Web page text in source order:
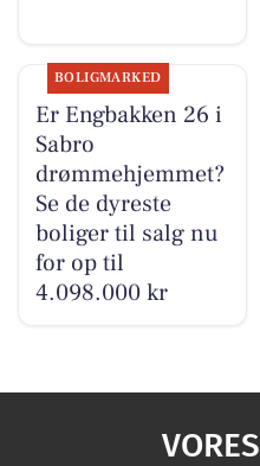
BOLIGMARKED
Er Engbakken 26 i
Sabro
drømmehjemmet?
Se de dyreste
boliger til salg nu
for op til
4.098.000 kr
VORES